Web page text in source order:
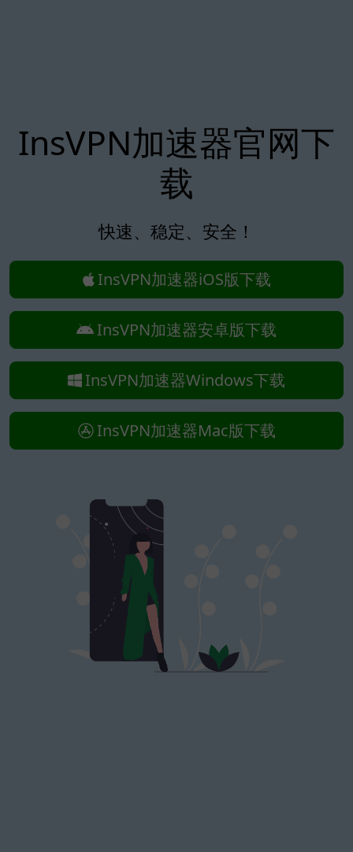
InsVPN加速器官网下
载
快速、稳定、安全！
InsVPN加速器iOS版下载
InsVPN加速器安卓版下载
InsVPN加速器Windows下载
InsVPN加速器Mac版下载